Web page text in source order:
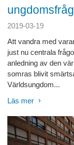
2019-03-19
Att vandra med
just nu centrala
anledning av den
somras blivit
Världsungdom...
Läs mer